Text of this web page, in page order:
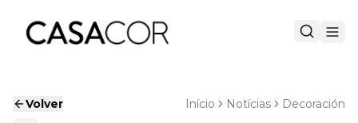
Volver Início Notícias Decoración